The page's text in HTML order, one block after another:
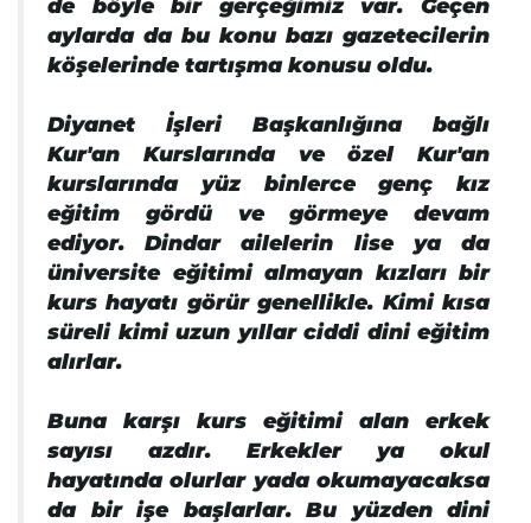
de böyle bir gerçeğimiz var. Geçen
aylarda da bu konu bazı gazetecilerin
köşelerinde tartışma konusu oldu.
Diyanet İşleri Başkanlığına bağlı
Kur'an Kurslarında ve özel Kur'an
kurslarında yüz binlerce genç kız
eğitim gördü ve görmeye devam
ediyor. Dindar ailelerin lise ya da
üniversite eğitimi almayan kızları bir
kurs hayatı görür genellikle. Kimi kısa
süreli kimi uzun yıllar ciddi dini eğitim
alırlar.
Buna karşı kurs eğitimi alan erkek
sayısı azdır. Erkekler ya okul
hayatında olurlar yada okumayacaksa
da bir işe başlarlar. Bu yüzden dini